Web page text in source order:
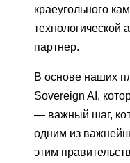
краеугольного
технологической
партнер.
В основе наших
Sovereign AI,
— важный шаг,
одним из
этим